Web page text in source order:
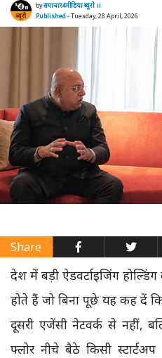
byसमाचार4मीडिया ब्यूरो ।।
Published- Tuesday, 28 April, 2026
Share
देश में बड़ी ऐडवर्टाइजिंग
होते हैं जो बिना पूछे यह कह दें
दूसरी एजेंसी नेटवर्क से नहीं,
फ्लोर नीचे बैठे किसी